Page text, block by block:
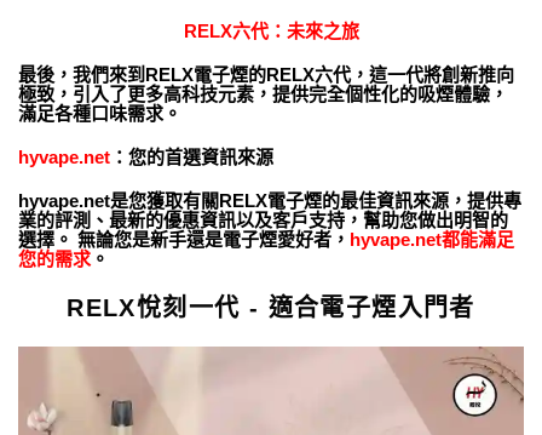
RELX六代：未來之旅
最後，我們來到RELX電子煙的RELX六代，這一代將創新推向
極致，引入了更多高科技元素，提供完全個性化的吸煙體驗，
滿足各種口味需求。
hyvape.net ：您的首選資訊來源
hyvape.net是您獲取有關RELX電子煙的最佳資訊來源，提供專
業的評測、最新的優惠資訊以及客戶支持，幫助您做出明智的
選擇。 無論您是新手還是電子煙愛好者， hyvape.net都能滿足
您的需求 。
RELX悅刻一代 - 適合電子煙入門者